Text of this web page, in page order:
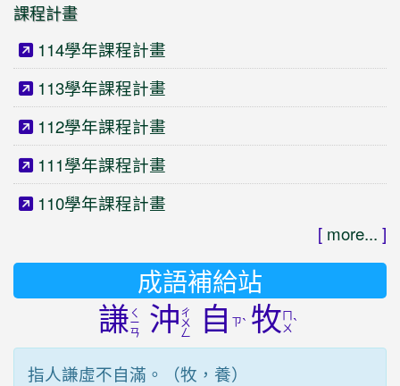
課程計畫
114學年課程計畫
113學年課程計畫
112學年課程計畫
111學年課程計畫
110學年課程計畫
[ more... ]
成語補給站
謙 ㄑ
ㄧ
ㄢ 沖 ㄔ
ㄨ
ㄥ 自 ㄗˋ 牧ㄨˋ
指人謙虛不自滿。（牧，養）